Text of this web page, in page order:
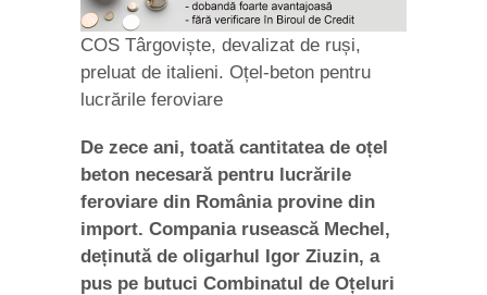
COS Târgoviște, devalizat de ruși,
preluat de italieni. Oțel-beton pentru
lucrările feroviare
De zece ani, toată cantitatea de oțel
beton necesară pentru lucrările
feroviare din România provine din
import. Compania rusească Mechel,
deținută de oligarhul Igor Ziuzin, a
pus pe butuci Combinatul de Oțeluri